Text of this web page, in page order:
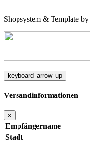
Shopsystem & Template by
keyboard_arrow_up
Versandinformationen
×
Empfängername
Stadt